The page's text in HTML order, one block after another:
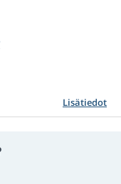
Lisätiedot